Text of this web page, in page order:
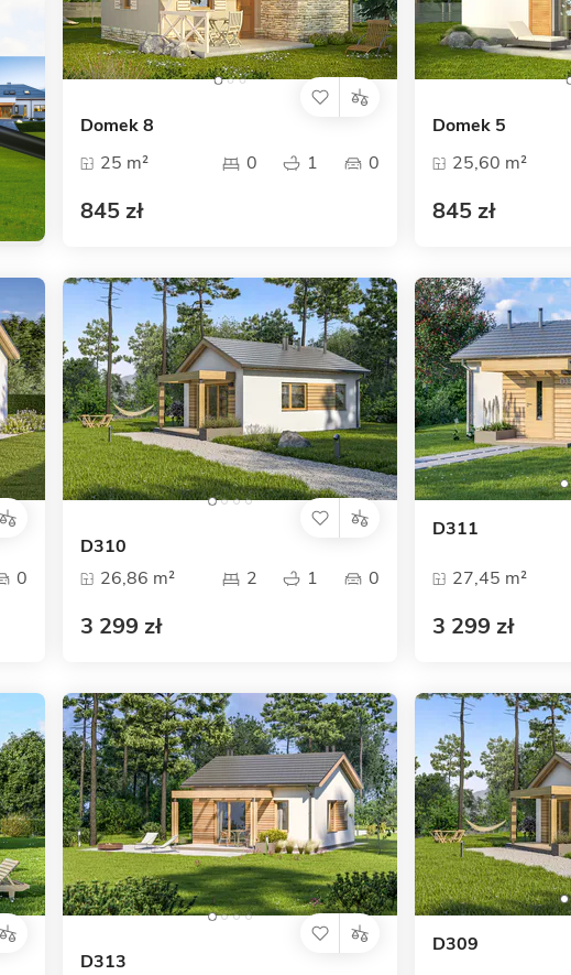
Domek 8
25 m²
0 1 0
845 zł
Domek 5
25,60 m²
845 zł
0
D310
26,86 m²
2 1 0
3 299 zł
D311
27,45 m²
3 299 zł
D313
D309